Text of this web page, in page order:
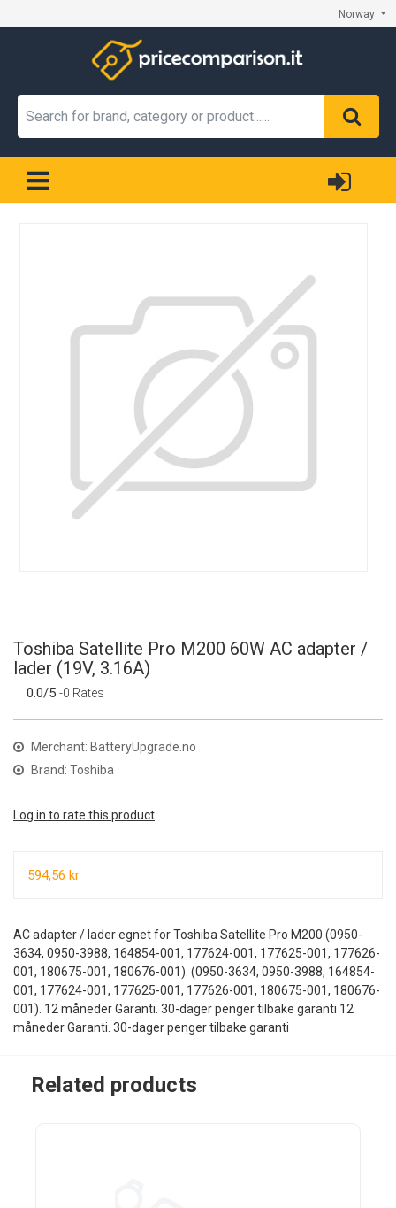
Norway
Toshiba Satellite Pro M200 60W AC adapter /
lader (19V, 3.16A)
0.0/5 -0 Rates
Merchant: BatteryUpgrade.no
Brand: Toshiba
Log in to rate this product
594,56 kr
AC adapter / lader egnet for Toshiba Satellite Pro M200 (0950-
3634, 0950-3988, 164854-001, 177624-001, 177625-001, 177626-
001, 180675-001, 180676-001). (0950-3634, 0950-3988, 164854-
001, 177624-001, 177625-001, 177626-001, 180675-001, 180676-
001). 12 måneder Garanti. 30-dager penger tilbake garanti 12
måneder Garanti. 30-dager penger tilbake garanti
Related products